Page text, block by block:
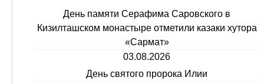
День памяти Серафима Саровского в
Кизилташском монастыре отметили казаки хутора
«Сармат»
03.08.2026
День святого пророка Илии